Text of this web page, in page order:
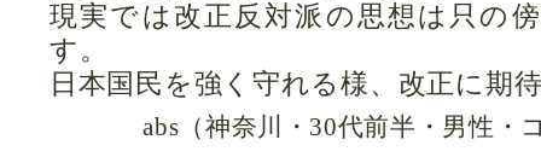
現実では改正反対派の思想は只の
す。
日本国民を強く守れる様、改正に期
abs（神奈川・30代前半・男性・